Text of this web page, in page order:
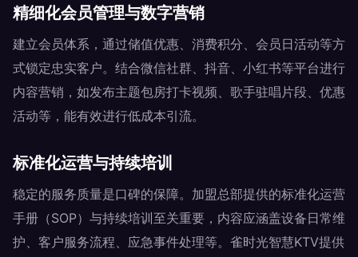
精细化会员管理与数字营销
建立会员体系，通过储值优惠、消费积分、会员日活动等方
式锁定忠实客户。结合微信社群、抖音、小红书等平台进行
内容营销，如发布主题包房打卡视频、歌手驻唱片段、优惠
活动等，能有效进行低成本引流。
标准化运营与持续培训
稳定的服务质量是口碑的保障。加盟总部提供的标准化运营
手册（SOP）与持续培训至关重要，内容应涵盖设备日常维
护、客户服务流程、应急事件处理等。雀时光智慧KTV提供